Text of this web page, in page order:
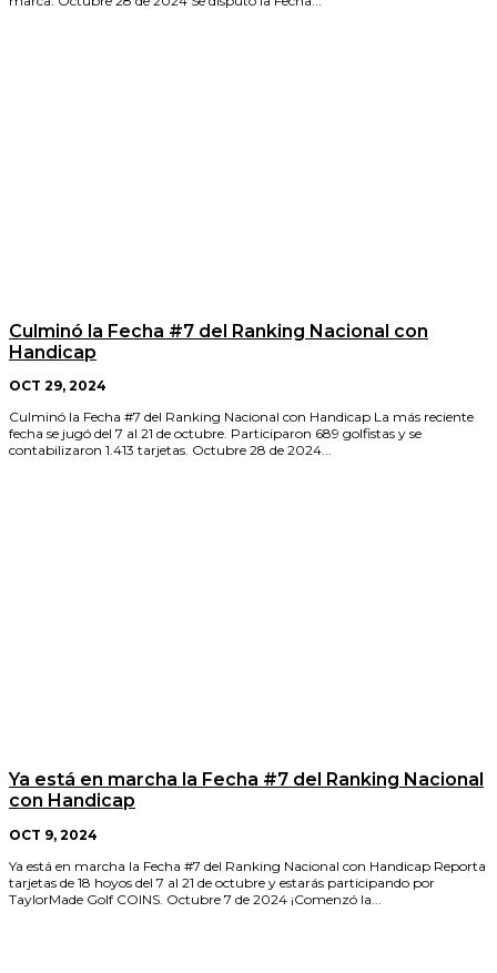
Culminó la Fecha #7 del Ranking Nacional con
Handicap
OCT 29, 2024
Culminó la Fecha #7 del Ranking Nacional con Handicap La más reciente
fecha se jugó del 7 al 21 de octubre. Participaron 689 golfistas y se
contabilizaron 1.413 tarjetas. Octubre 28 de 2024...
Ya está en marcha la Fecha #7 del Ranking Nacional
con Handicap
OCT 9, 2024
Ya está en marcha la Fecha #7 del Ranking Nacional con Handicap Reporta
tarjetas de 18 hoyos del 7 al 21 de octubre y estarás participando por
TaylorMade Golf COINS. Octubre 7 de 2024 ¡Comenzó la...